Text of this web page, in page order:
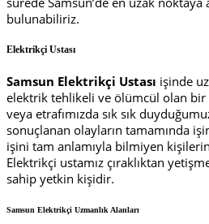
bulunabiliriz.
Elektrikçi Ustası
Samsun Elektrikçi Ustası işinde
elektrik tehlikeli ve ölümcül olan
veya etrafımızda sık sık
sonuçlanan olayların tamamında
işini tam anlamıyla bilmiyen
Elektrikçi ustamız çıraklıktan
sahip yetkin kişidir.
Samsun Elektrikçi Uzmanlık Alanları